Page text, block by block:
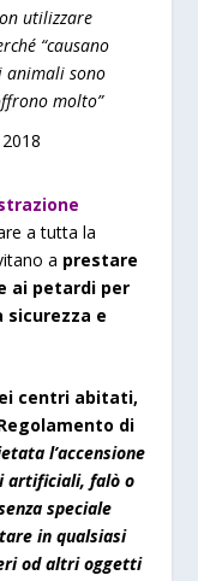
utilizzare
“causano
animali sono
molto”
a tutta la
a prestare
ai petardi per
e
centri abitati,
di
l’accensione
artificiali, falò o
speciale
in qualsiasi
od altri oggetti